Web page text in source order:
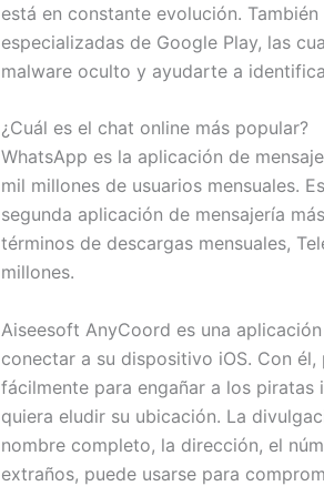
está en constante evolución.
especializadas de Google Play, las
malware oculto y ayudarte a
¿Cuál es el chat online más popular?
WhatsApp es la aplicación de
mil millones de usuarios mensuales.
segunda aplicación de mensajería
términos de descargas mensuales,
millones.
Aiseesoft AnyCoord es una
conectar a su dispositivo iOS. Con
fácilmente para engañar a los
quiera eludir su ubicación. La
nombre completo, la dirección, el
extraños, puede usarse para